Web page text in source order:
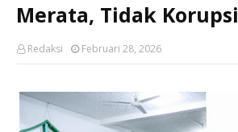
Merata, Tidak Korupsi
Redaksi Februari 28, 2026